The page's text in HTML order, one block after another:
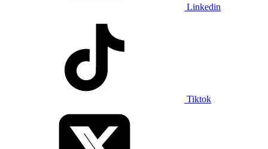
Linkedin
Tiktok